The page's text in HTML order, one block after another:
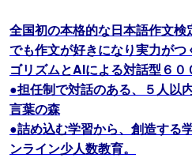
全国初の本格的な日本語作文
でも作文が好きになり実力が
ゴリズムとAIによる対話型６０
●担任制で対話のある、５人以
言葉の森
●詰め込む学習から、創造する
ンライン少人数教育。